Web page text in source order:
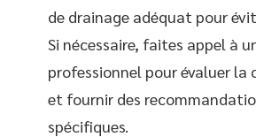
de drainage adéquat pour
Si nécessaire, faites appel à
professionnel pour évaluer la
et fournir des
spécifiques.